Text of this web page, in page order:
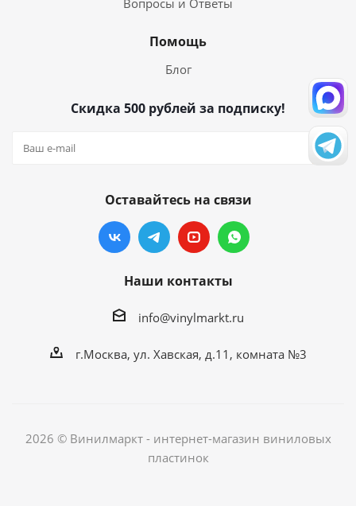
Вопросы и Ответы
Помощь
Блог
Скидка 500 рублей за подписку!
Оставайтесь на связи
Наши контакты
info@vinylmarkt.ru
г.Москва, ул. Хавская, д.11, комната №3
2026 © Винилмаркт - интернет-магазин виниловых
пластинок